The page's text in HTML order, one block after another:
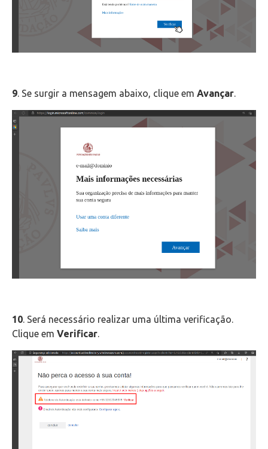
9. Se surgir a mensagem abaixo, clique em Avançar.
10. Será necessário realizar uma última verificação.
Clique em Verificar.